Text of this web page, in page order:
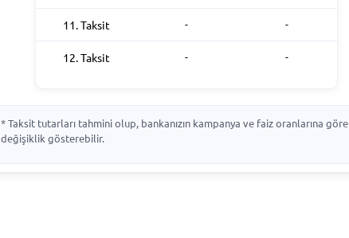
11. Taksit - -
12. Taksit - -
* Taksit tutarları tahmini olup, bankanızın kampanya ve faiz oranlarına göre
değişiklik gösterebilir.